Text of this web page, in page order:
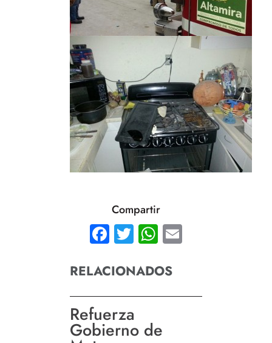
Compartir
Facebook
TwitterWhatsApp
RELACIONADOS
Refuerza
Gobierno de